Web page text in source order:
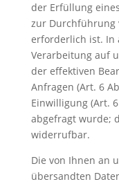
der Erfüllung
zur Durchführung
erforderlich ist. In
Verarbeitung auf
der effektiven
Anfragen (Art. 6
Einwilligung (Art.
abgefragt wurde;
widerrufbar.
Die von Ihnen an
übersandten